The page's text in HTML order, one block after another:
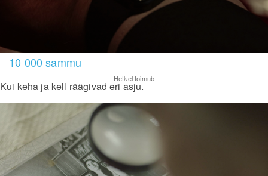
10 000 sammu
Hetkel toimub
Kui keha ja kell räägivad eri asju.